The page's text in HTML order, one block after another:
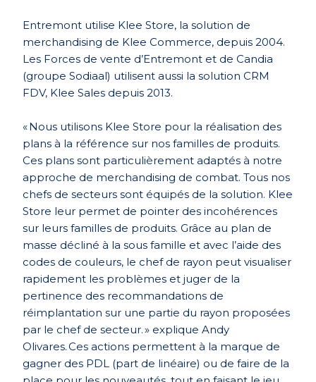
Entremont utilise Klee Store, la solution de
merchandising de Klee Commerce, depuis 2004.
Les Forces de vente d’Entremont et de Candia
(groupe Sodiaal) utilisent aussi la solution CRM
FDV, Klee Sales depuis 2013.
« Nous utilisons Klee Store pour la réalisation des
plans à la référence sur nos familles de produits.
Ces plans sont particulièrement adaptés à notre
approche de merchandising de combat. Tous nos
chefs de secteurs sont équipés de la solution. Klee
Store leur permet de pointer des incohérences
sur leurs familles de produits. Grâce au plan de
masse décliné à la sous famille et avec l’aide des
codes de couleurs, le chef de rayon peut visualiser
rapidement les problèmes et juger de la
pertinence des recommandations de
réimplantation sur une partie du rayon proposées
par le chef de secteur. » explique Andy
Olivares. Ces actions permettent à la marque de
gagner des PDL (part de linéaire) ou de faire de la